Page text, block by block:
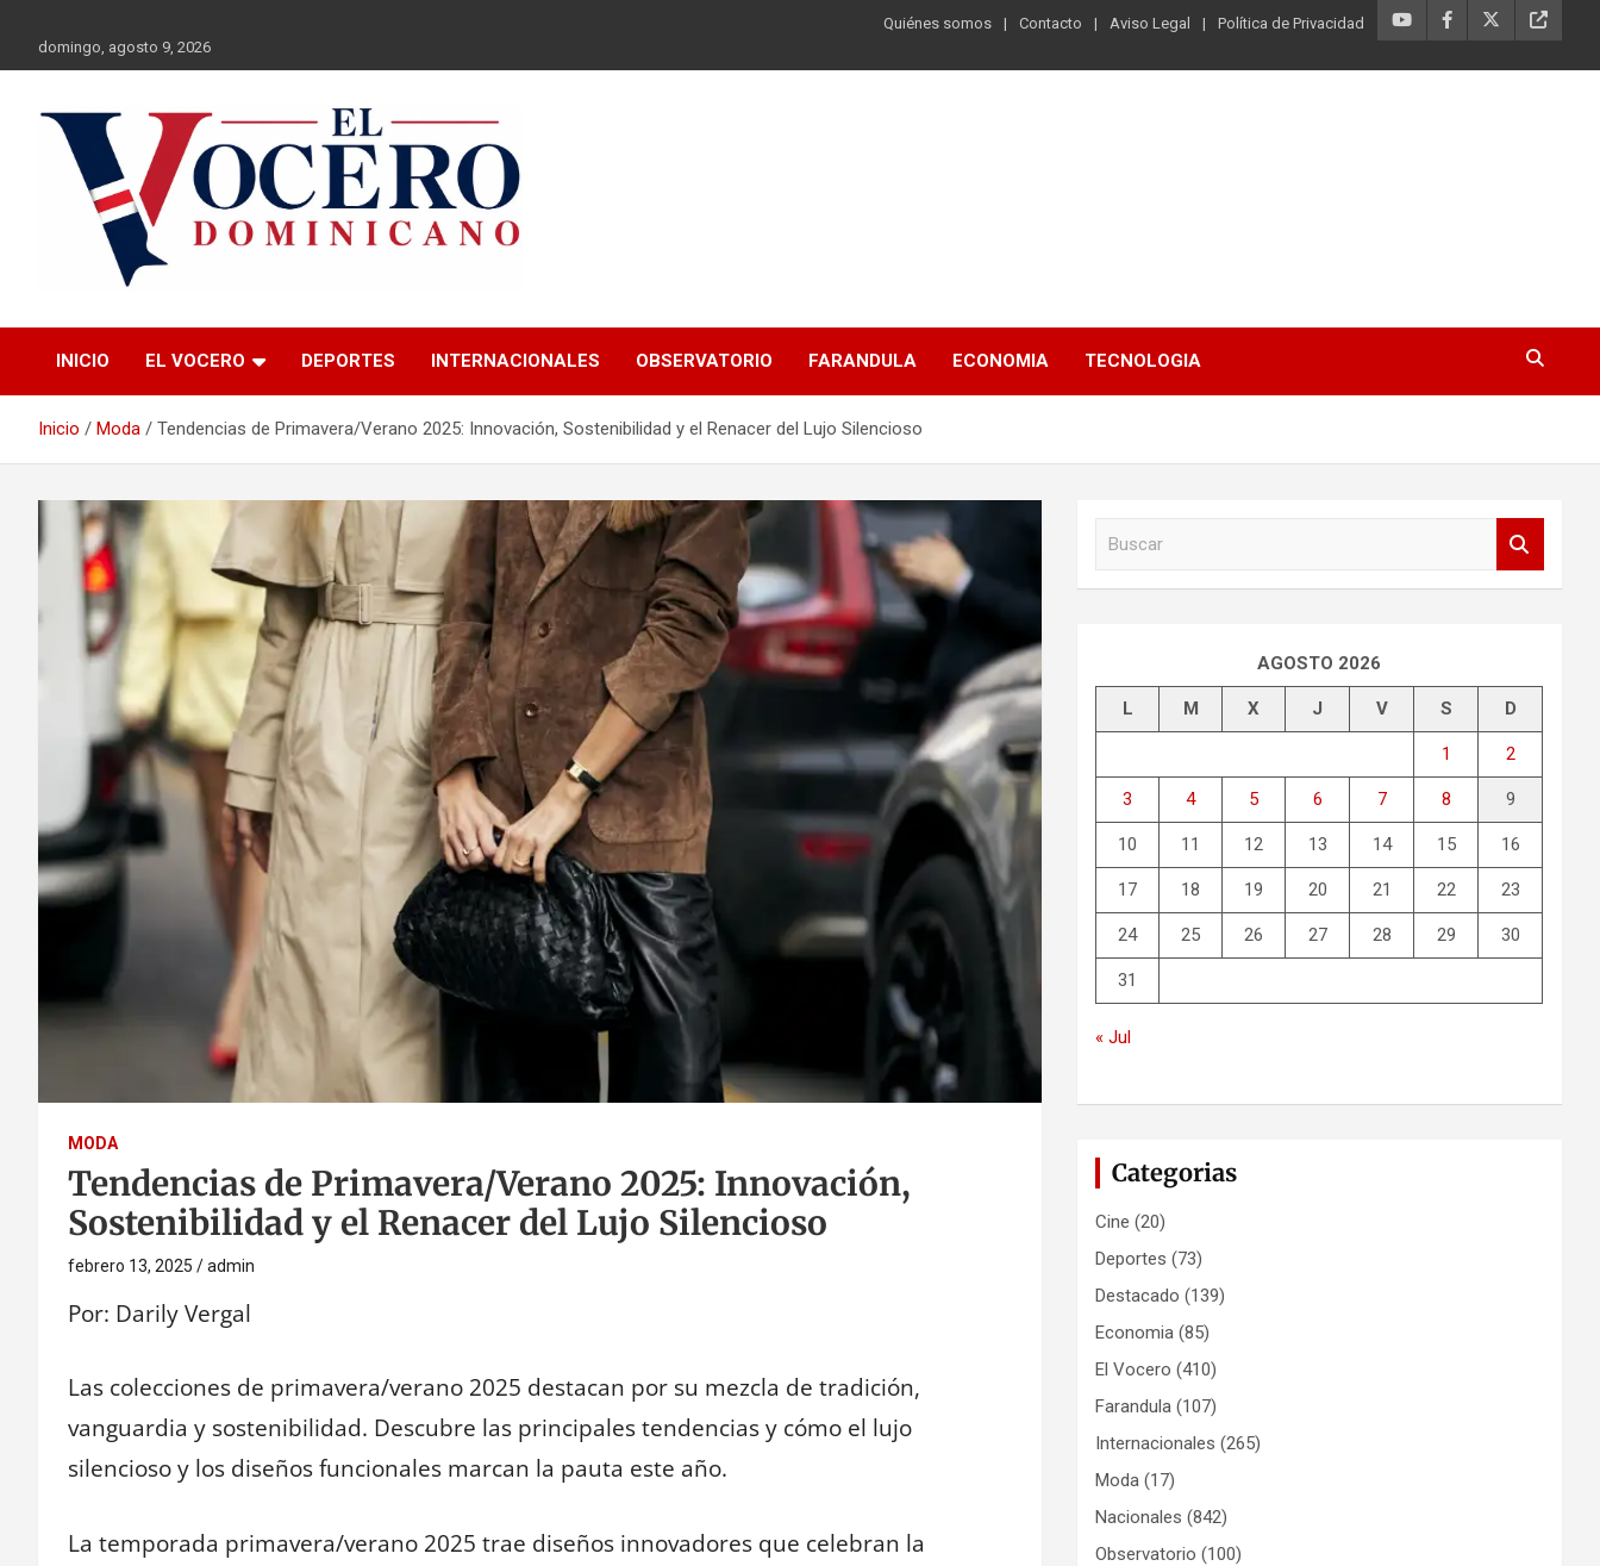
domingo, agosto 9, 2026
Quiénes somos Contacto Aviso Legal Política de Privacidad
El Vocero
Dominicano
INICIO EL VOCERO DEPORTES INTERNACIONALES OBSERVATORIO FARANDULA ECONOMIA TECNOLOGIA
Inicio Moda Tendencias de Primavera/Verano 2025: Innovación, Sostenibilidad y el Renacer del Lujo Silencioso
MODA
Tendencias de Primavera/Verano 2025: Innovación,
Sostenibilidad y el Renacer del Lujo Silencioso
febrero 13, 2025 admin
Por: Darily Vergal
Las colecciones de primavera/verano 2025 destacan por su mezcla de tradición,
vanguardia y sostenibilidad. Descubre las principales tendencias y cómo el lujo
silencioso y los diseños funcionales marcan la pauta este año.
La temporada primavera/verano 2025 trae diseños innovadores que celebran la
AGOSTO 2026
L M X J V S D
1 2
3 4 5 6 7 8 9
10 11 12 13 14 15 16
17 18 19 20 21 22 23
24 25 26 27 28 29 30
31
« Jul
Categorias
Cine (20)
Deportes (73)
Destacado (139)
Economia (85)
El Vocero (410)
Farandula (107)
Internacionales (265)
Moda (17)
Nacionales (842)
Observatorio (100)